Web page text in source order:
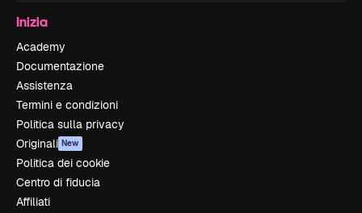
Inizia
Academy
Documentazione
Assistenza
Termini e condizioni
Politica sulla privacy
Originali New
Politica dei cookie
Centro di fiducia
Affiliati